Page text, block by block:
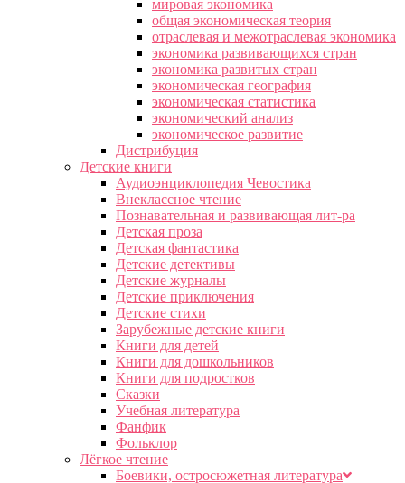
мировая экономика
общая экономическая теория
отраслевая и межотраслевая экономика
экономика развивающихся стран
экономика развитых стран
экономическая география
экономическая статистика
экономический анализ
экономическое развитие
Дистрибуция
Детские книги
Аудиоэнциклопедия Чевостика
Внеклассное чтение
Познавательная и развивающая лит-ра
Детская проза
Детская фантастика
Детские детективы
Детские журналы
Детские приключения
Детские стихи
Зарубежные детские книги
Книги для детей
Книги для дошкольников
Книги для подростков
Сказки
Учебная литература
Фанфик
Фольклор
Лёгкое чтение
Боевики, остросюжетная литература